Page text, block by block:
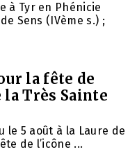
à Tyr en Phénicie
Sens (IVème s.) ;
la fête de
la Très Sainte
le 5 août à la Laure de
de l’icône ...